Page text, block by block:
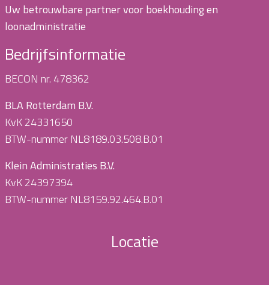
Uw betrouwbare partner voor boekhouding en
loonadministratie
Bedrijfsinformatie
BECON nr. 478362
BLA Rotterdam B.V.
KvK 24331650
BTW-nummer NL8189.03.508.B.01
Klein Administraties B.V.
KvK 24397394
BTW-nummer NL8159.92.464.B.01
Locatie